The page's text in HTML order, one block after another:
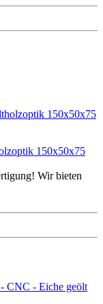
150x50x75
Wir bieten